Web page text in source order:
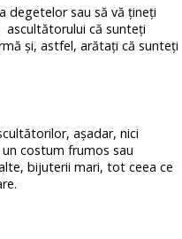
degetelor sau să vă ţineţi
ascultătorului că sunteţi
şi, astfel, arătaţi că sunteţi
aşadar, nici
costum frumos sau
bijuterii mari, tot ceea ce